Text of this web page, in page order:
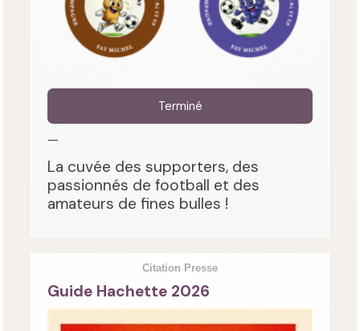
Terminé
—
La cuvée des supporters, des
passionnés de football et des
amateurs de fines bulles !
Citation Presse
Guide Hachette 2026